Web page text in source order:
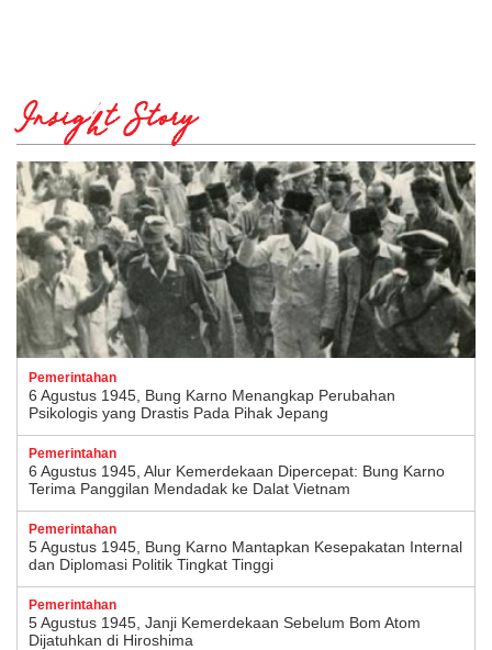
Insight Story
Pemerintahan
6 Agustus 1945, Bung Karno Menangkap Perubahan
Psikologis yang Drastis Pada Pihak Jepang
Pemerintahan
6 Agustus 1945, Alur Kemerdekaan Dipercepat: Bung Karno
Terima Panggilan Mendadak ke Dalat Vietnam
Pemerintahan
5 Agustus 1945, Bung Karno Mantapkan Kesepakatan Internal
dan Diplomasi Politik Tingkat Tinggi
Pemerintahan
5 Agustus 1945, Janji Kemerdekaan Sebelum Bom Atom
Dijatuhkan di Hiroshima